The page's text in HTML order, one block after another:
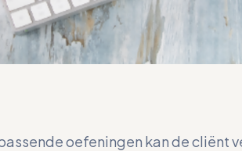
oefeningen kan de cliënt